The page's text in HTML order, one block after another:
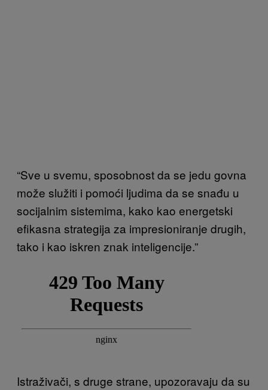
“Sve u svemu, sposobnost da se jedu govna
može služiti i pomoći ljudima da se snađu u
socijalnim sistemima, kako kao energetski
efikasna strategija za impresioniranje drugih,
tako i kao iskren znak inteligencije.”
Istraživači, s druge strane, upozoravaju da su